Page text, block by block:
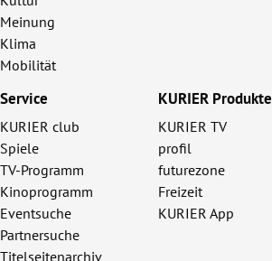
Meinung
Klima
Mobilität
Service
KURIER club
Spiele
TV-Programm
Kinoprogramm
Eventsuche
Partnersuche
Titelseitenarchiv
KURIER Produkte
KURIER TV
profil
futurezone
Freizeit
KURIER App